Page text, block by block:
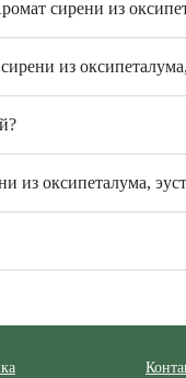
сирени из
из
из оксипеталума,